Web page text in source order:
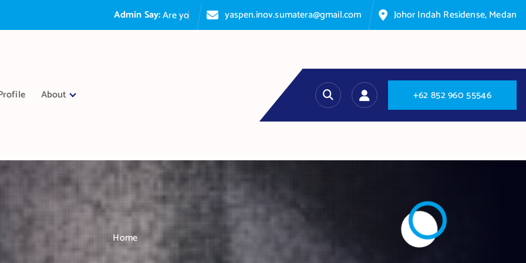
Areyoupassionat yaspen.inov.sumatera@gmail.com Johor Indah Residense, Medan
About +62852960 55546
Home